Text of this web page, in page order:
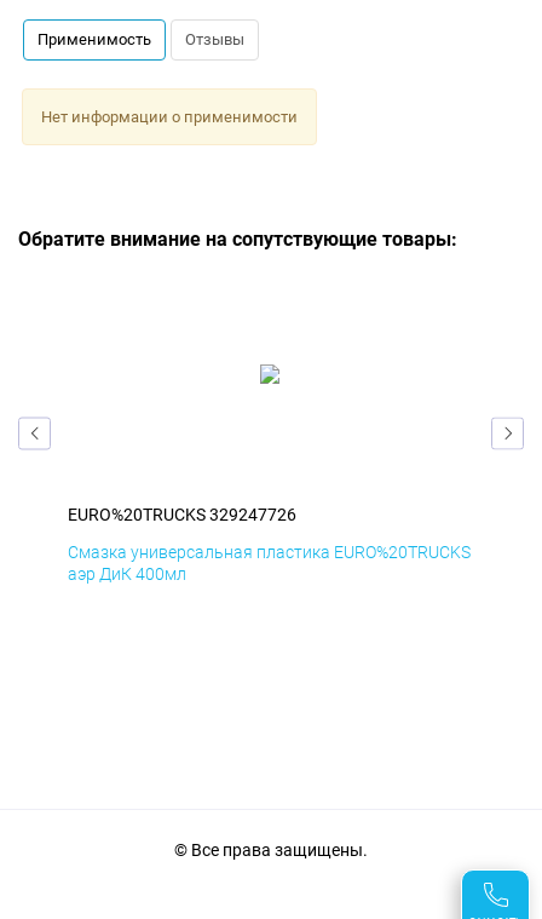
Применимость Отзывы
Нет информации о применимости
Обратите внимание на сопутствующие товары:
EURO%20TRUCKS 329247726
Смазка универсальная пластика EURO%20TRUCKS
аэр ДиК 400мл
© Все права защищены.